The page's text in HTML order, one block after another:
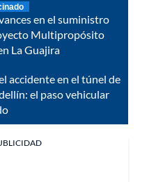
en el suministro
Multipropósito
La Guajira
accidente en el túnel de
el paso vehicular